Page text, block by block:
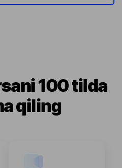
100 tilda
qiling